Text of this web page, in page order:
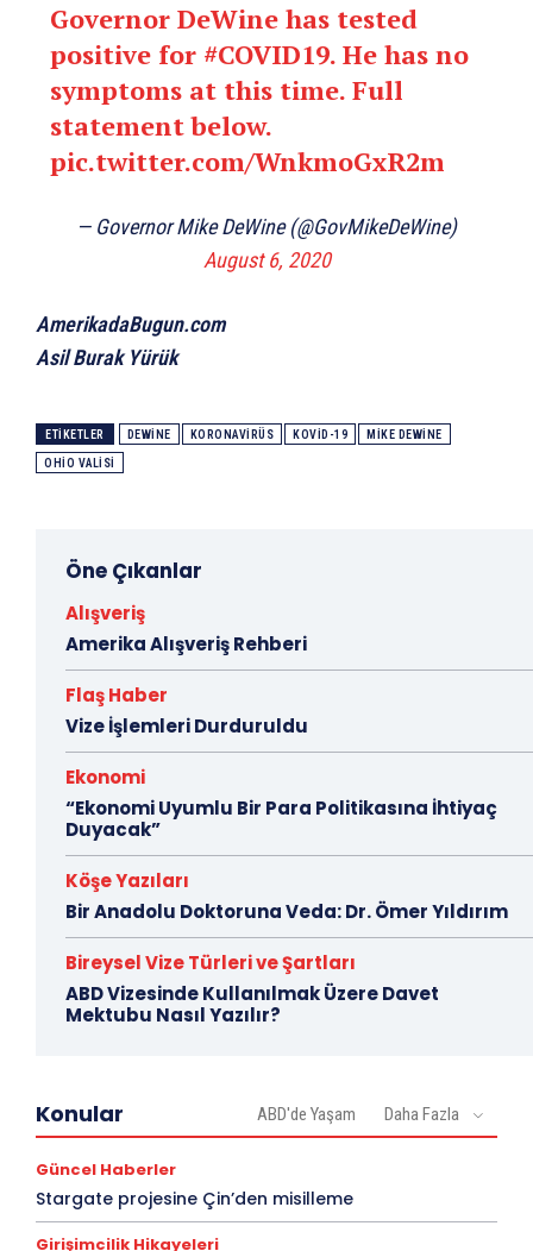
Governor DeWine has tested
positive for #COVID19. He has no
symptoms at this time. Full
statement below.
pic.twitter.com/WnkmoGxR2m
— Governor Mike DeWine (@GovMikeDeWine)
August 6, 2020
AmerikadaBugun.com
Asil Burak Yürük
ETIKETLER DEWINE KORONAVIRÜS KOVID-19 MIKE DEWINE
OHIO VALISI
Öne Çıkanlar
Alışveriş
Amerika Alışveriş Rehberi
Flaş Haber
Vize İşlemleri Durduruldu
Ekonomi
“Ekonomi Uyumlu Bir Para Politikasına İhtiyaç
Duyacak”
Köşe Yazıları
Bir Anadolu Doktoruna Veda: Dr. Ömer Yıldırım
Bireysel Vize Türleri ve Şartları
ABD Vizesinde Kullanılmak Üzere Davet
Mektubu Nasıl Yazılır?
Konular ABD'de Yaşam Daha Fazla
Güncel Haberler
Stargate projesine Çin’den misilleme
Girişimcilik Hikayeleri